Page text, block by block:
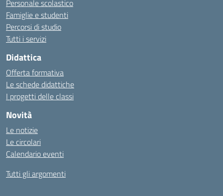
Personale scolastico
Famiglie e studenti
Percorsi di studio
Tutti i servizi
Didattica
Offerta formativa
Le schede didattiche
I progetti delle classi
Novità
Le notizie
Le circolari
Calendario eventi
Tutti gli argomenti